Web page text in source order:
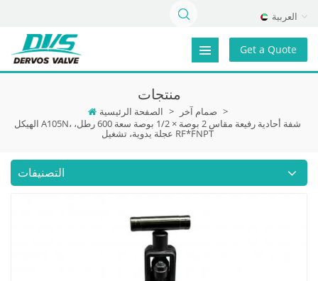
العربية
Get a Quote
منتجات
الصفحة الرئيسية > صمام آخر >
الهيكل A105N، شفة أحادية رفيعة مقاس 2 بوصة × 1/2 بوصة سعة 600 رطل،
عجلة يدوية، تشغيل RF*FNPT
التصنيفات